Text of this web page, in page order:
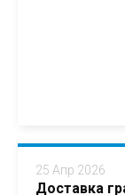
25 Апр 2026
Доставка